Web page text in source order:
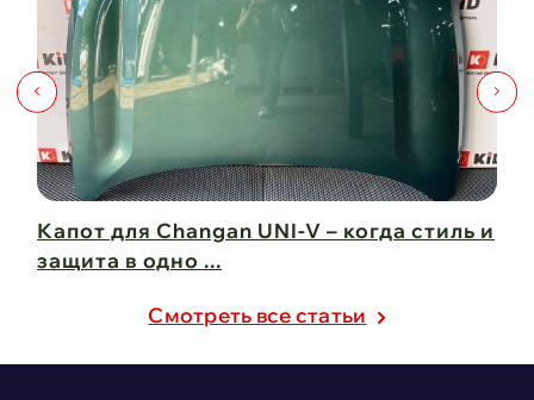
Капот для Changan UNI-V – когда стиль и
защита в одно ...
Cмотреть все статьи